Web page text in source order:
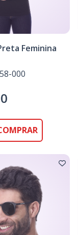
Feminina
000